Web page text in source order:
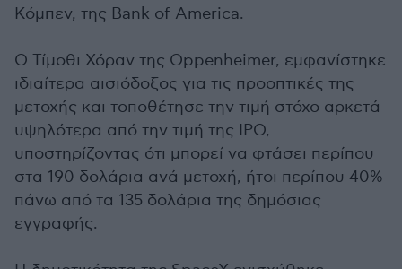
Κόμπεν, της Bank of America.
Ο Τίμοθι Χόραν της Oppenheimer, εμφανίστηκε
ιδιαίτερα αισιόδοξος για τις προοπτικές της
μετοχής και τοποθέτησε την τιμή στόχο αρκετά
υψηλότερα από την τιμή της IPO,
υποστηρίζοντας ότι μπορεί να φτάσει περίπου
στα 190 δολάρια ανά μετοχή, ήτοι περίπου 40%
πάνω από τα 135 δολάρια της δημόσιας
εγγραφής.